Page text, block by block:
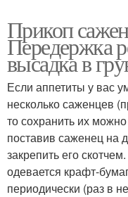
Прикоп
Передержка
высадка в
Если аппетиты у вас
несколько саженцев
то сохранить их
поставив саженец на
закрепить его
одевается крафт-
периодически (раз в